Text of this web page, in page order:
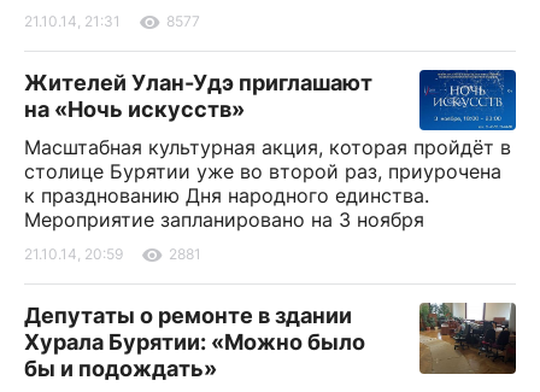
21.10.14, 21:31 8577
Жителей Улан-Удэ приглашают
на «Ночь искусств»
Масштабная культурная акция, которая пройдёт в
столице Бурятии уже во второй раз, приурочена
к празднованию Дня народного единства.
Мероприятие запланировано на 3 ноября
21.10.14, 20:59 2881
Депутаты о ремонте в здании
Хурала Бурятии: «Можно было
бы и подождать»